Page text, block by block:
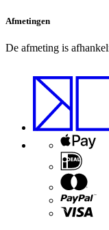
Afmetingen
De afmeting is